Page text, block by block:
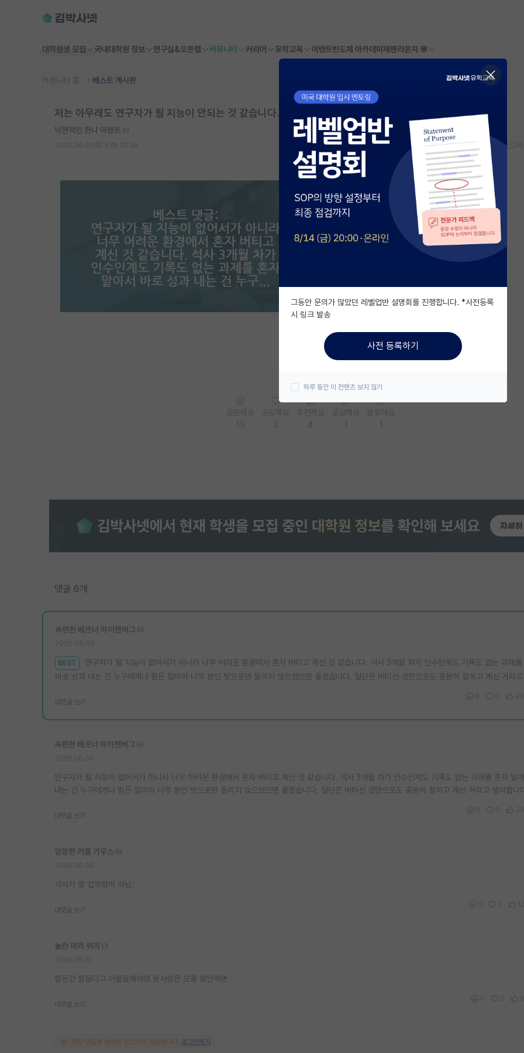
대학원생 모집 국내대학원 정보 연구실&오픈랩 커뮤니티 커리어 유학교육 이벤트반도체 아카데미 재팬라운지 🌸
커뮤니티 홈 베스트 게시판
저는 아무래도 연구자가 될 지능이 안되는 것 같습니다.
낙천적인 한나 아렌트
스크랩 신고
.
댓글 6개
속편한 베르너 하이젠버그
BEST
연구자가 될 지능이 없어서가 아니라 너무 어려운 환경에서 혼자 버티고 계신 것 같습니다. 석사 3개월 차가 인수인계도 기록도 없는 과제
바로 성과 내는 건 누구에게나 힘든 일이라 너무 본인 탓으로만 돌리지 않으셨으면 좋겠습니다. 일단은 버티신 것만으로도 충분히 잘하고 계신 거라
대댓글 쓰기
속편한 베르너 하이젠버그
연구자가 될 지능이 없어서가 아니라 너무 어려운 환경에서 혼자 버티고 계신 것 같습니다. 석사 3개월 차가 인수인계도 기록도 없는 과제를 혼자 맡
내는 건 누구에게나 힘든 일이라 너무 본인 탓으로만 돌리지 않으셨으면 좋겠습니다. 일단은 버티신 것만으로도 충분히 잘하고 계신 거라고 생각합니
대댓글 쓰기
엉뚱한 카를 가우스
석사가 할 업무량이 아님;
대댓글 쓰기
놀란 마리 퀴리
힘든건 힘들다고 어필을해야댐 윗사람은 모름 말안하면
대댓글 쓰기
해당 댓글을 보려면 로그인이 필요합니다. 로그인하기
그동안 문의가 많았던 레벨업반 설명회를 진행합니다. *사전등록
시 링크 발송
사전 등록하기
하루 동안 이 컨텐츠 보지 않기